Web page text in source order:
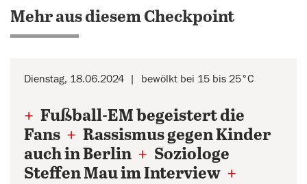
Mehr aus diesem Checkpoint
Dienstag, 18.06.2024 bewölkt bei 15 bis 25°C
+ Fußball-EM begeistert die
Fans + Rassismus gegen Kinder
auch in Berlin + Soziologe
Steffen Mau im Interview +